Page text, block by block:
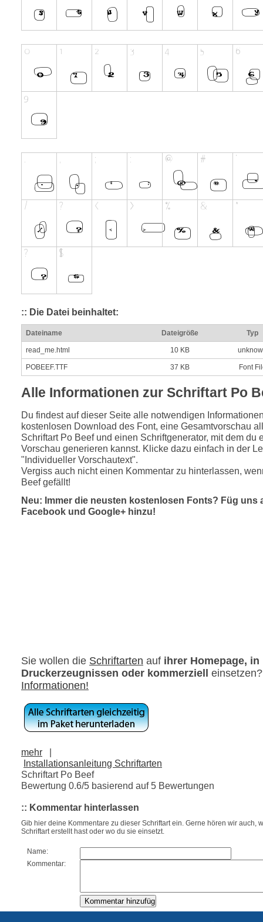
:: Die Datei beinhaltet:
Dateiname Dateigröße Typ
read_me.html 10 KB
POBEEF.TTF 37 KB Font
Alle Informationen zur Schriftart Po
Du findest auf dieser Seite alle notwendigen
kostenlosen Download des Font, eine Gesamtvorschau
Schriftart Po Beef und einen Schriftgenerator, mit dem du
Vorschau generieren kannst. Klicke dazu einfach in der
"Individueller Vorschautext".
Vergiss auch nicht einen Kommentar zu hinterlassen,
Beef gefällt!
Neu: Immer die neusten kostenlosen Fonts? Füg uns
Facebook und Google+ hinzu!
Sie wollen die Schriftarten auf ihrer Homepage, in
Druckerzeugnissen oder kommerziell
Informationen!
mehr
|
Installationsanleitung Schriftarten
Schriftart Po Beef
Bewertung 0.6/5 basierend auf 5 Bewertungen
:: Kommentar hinterlassen
Gib hier deine Kommentare zu dieser Schriftart ein. Gerne hören wir auch,
Schriftart erstellt hast oder wo du sie einsetzt.
Name:
Kommentar: